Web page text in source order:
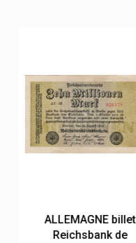
ALLEMAGNE billet
Reichsbank de